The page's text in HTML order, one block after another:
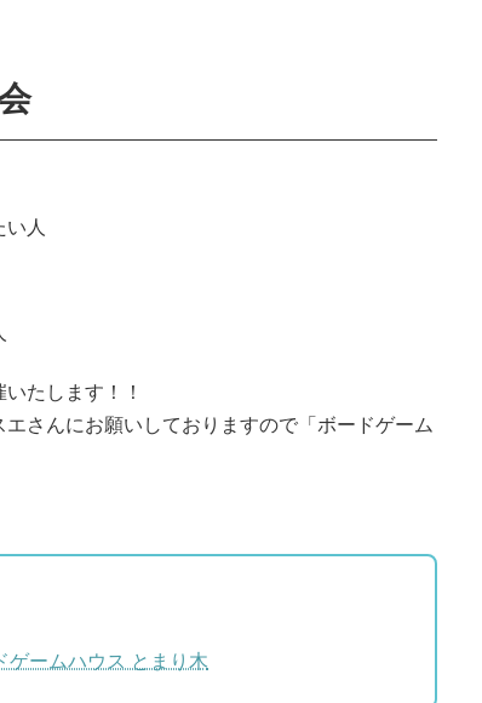
人
たします！！
さんにお願いしておりますので「ボードゲーム
ームハウス とまり木